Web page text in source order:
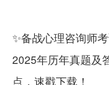
✨备战心理咨询师
2025年历年真题及
点，速戳下载！